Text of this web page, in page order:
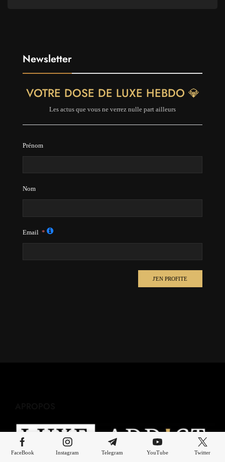
Newsletter
VOTRE DOSE DE LUXE HEBDO 💎
Les actus que vous ne verrez nulle part ailleurs
Prénom
Nom
Email
J'EN PROFITE
FaceBook Instagram Telegram YouTube Twitter